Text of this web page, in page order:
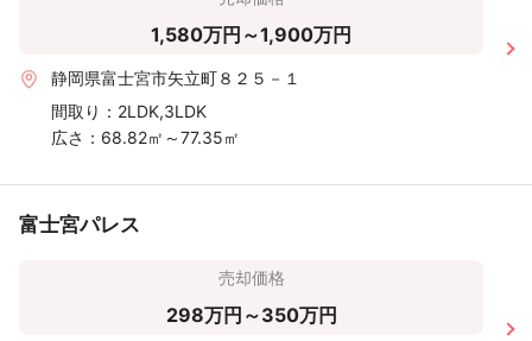
1,580万円～1,900万円
静岡県富士宮市矢立町８２５－１
間取り： 2LDK,3LDK
広さ： 68.82㎡～77.35㎡
富士宮パレス
売却価格
298万円～350万円